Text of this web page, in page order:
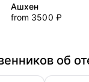
Ашхен
from 3500 ₽
об